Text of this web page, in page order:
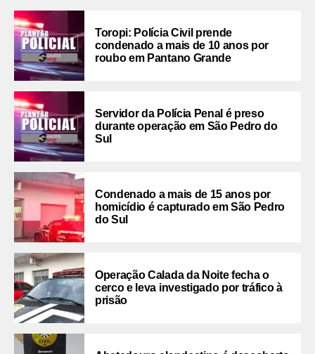
Toropi: Polícia Civil prende
condenado a mais de 10 anos por
roubo em Pantano Grande
Servidor da Polícia Penal é preso
durante operação em São Pedro do
Sul
Condenado a mais de 15 anos por
homicídio é capturado em São Pedro
do Sul
Operação Calada da Noite fecha o
cerco e leva investigado por tráfico à
prisão